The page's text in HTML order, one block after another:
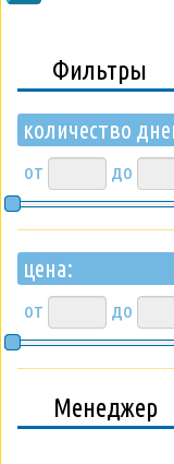
Фильтры
количество
от до
цена:
от до
Менеджер